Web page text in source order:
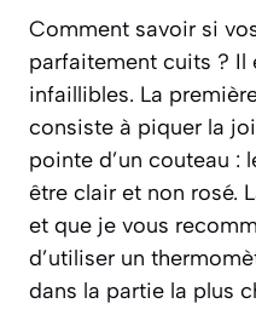
Comment savoir si
parfaitement cuits ? Il
infaillibles. La
consiste à piquer la
pointe d’un couteau :
être clair et non rosé.
et que je vous
d’utiliser un
dans la partie la plus